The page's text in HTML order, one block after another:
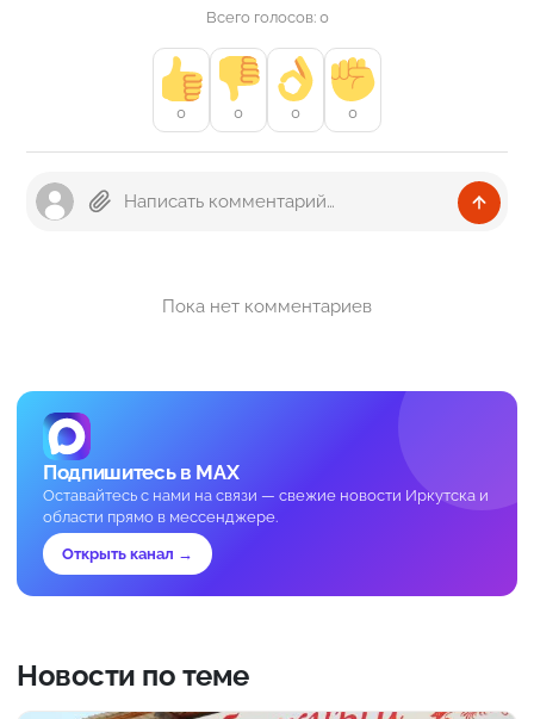
Всего голосов: 0
0 0 0 0
Пока нет комментариев
Подпишитесь в MAX
Оставайтесь с нами на связи — свежие новости Иркутска и
области прямо в мессенджере.
Открыть канал →
Новости по теме